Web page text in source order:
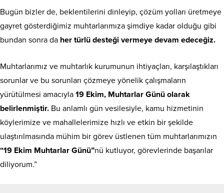
Bugün bizler de, beklentilerini dinleyip, çözüm yolları üretmeye
gayret gösterdiğimiz muhtarlarımıza şimdiye kadar olduğu gibi
bundan sonra da her türlü desteği vermeye devam edeceğiz.
Muhtarlarımız ve muhtarlık kurumunun ihtiyaçları, karşılaştıkları
sorunlar ve bu sorunları çözmeye yönelik çalışmaların
yürütülmesi amacıyla 19 Ekim, Muhtarlar Günü olarak
belirlenmiştir. Bu anlamlı gün vesilesiyle, kamu hizmetinin
köylerimize ve mahallelerimize hızlı ve etkin bir şekilde
ulaştırılmasında mühim bir görev üstlenen tüm muhtarlarımızın
“19 Ekim Muhtarlar Günü”nü kutluyor, görevlerinde başarılar
diliyorum.”